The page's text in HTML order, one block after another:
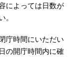
によっては日数が
庁時間にいただい
の開庁時間内に確